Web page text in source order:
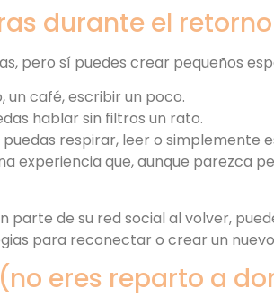
durante el retorno
pero sí puedes crear pequeños
un café, escribir un poco.
hablar sin filtros un rato.
puedas respirar, leer o simplemente
experiencia que, aunque parezca
parte de su red social al volver,
para reconectar o crear un
eres reparto a